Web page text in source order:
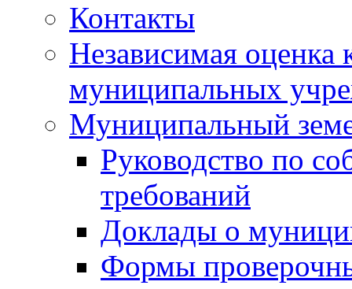
Контакты
Независимая оценка
муниципальных
Муниципальный
Руководство по
требований
Доклады о
Формы